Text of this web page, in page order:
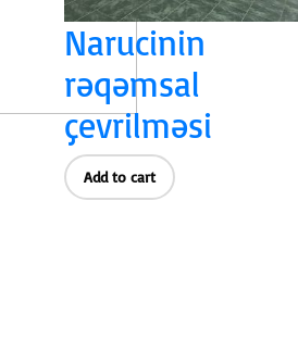
Narucinin
rəqəmsal
çevrilməsi
Add to cart